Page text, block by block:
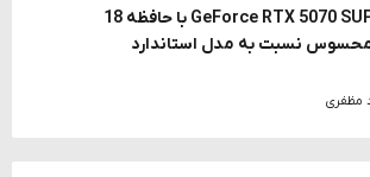
احتمال معرفی GeForce RTX 5070 SUPER با حافظه 18
محسوس نسبت به مدل استاندارد
مظفری